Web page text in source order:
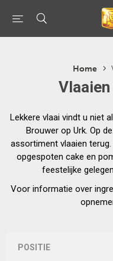
Home
Lekkere vlaai vindt u niet
Brouwer op Urk. Op
assortiment vlaaien
opgespoten cake en
feestelijke
Voor informatie over